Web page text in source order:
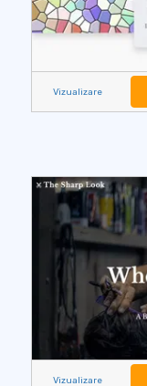
Vizualizare
Vizualizare